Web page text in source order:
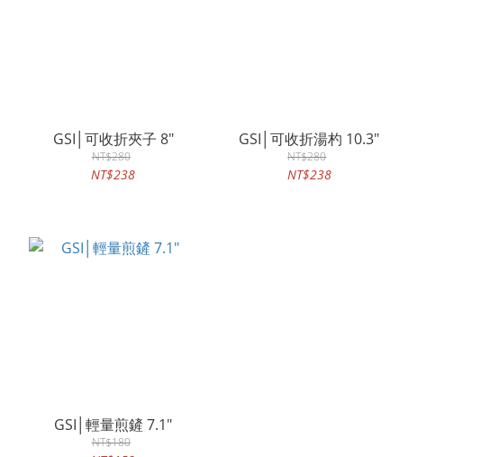
GSI│可收折夾子 8"
NT$280
NT$238
GSI│可收折湯杓 10.3"
NT$280
NT$238
GSI│輕量煎鏟 7.1"
NT$180